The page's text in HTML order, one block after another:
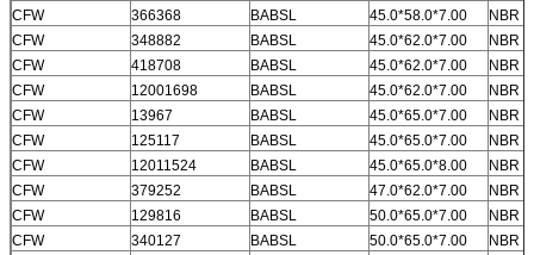
CFW
366368 BABSL 45.0*58.0*7.00
NBR
CFW
348882 BABSL 45.0*62.0*7.00
NBR
CFW
418708 BABSL 45.0*62.0*7.00
NBR
CFW
12001698 BABSL 45.0*62.0*7.00
NBR
CFW
13967 BABSL 45.0*65.0*7.00
NBR
CFW
125117 BABSL 45.0*65.0*7.00
NBR
CFW
12011524 BABSL 45.0*65.0*8.00
NBR
CFW
379252 BABSL 47.0*62.0*7.00
NBR
CFW
129816 BABSL 50.0*65.0*7.00
NBR
CFW
340127 BABSL 50.0*65.0*7.00
NBR